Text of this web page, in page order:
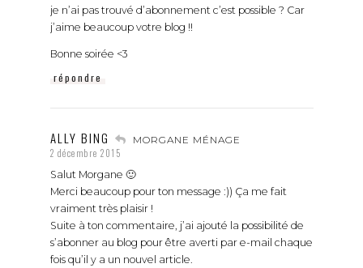
je n’ai pas trouvé d’abonnement c’est possible ? Car
j’aime beaucoup votre blog !!
Bonne soirée <3
répondre
ALLY BING MORGANE MÉNAGE
2 décembre 2015
Salut Morgane 🙂
Merci beaucoup pour ton message :)) Ça me fait
vraiment très plaisir !
Suite à ton commentaire, j’ai ajouté la possibilité de
s’abonner au blog pour être averti par e-mail chaque
fois qu’il y a un nouvel article.